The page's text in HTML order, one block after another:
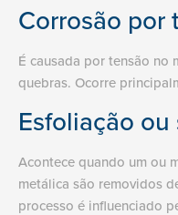
Corrosão por
É causada por tensão no
quebras. Ocorre
Esfoliação
Acontece quando um ou
metálica são removidos
processo é influenciado